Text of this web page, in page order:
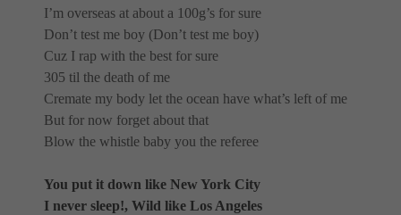
I’m overseas at about a 100g’s for sure
Don’t test me boy (Don’t test me boy)
Cuz I rap with the best for sure
305 til the death of me
Cremate my body let the ocean have what’s left of me
But for now forget about that
Blow the whistle baby you the referee
You put it down like New York City
I never sleep!, Wild like Los Angeles